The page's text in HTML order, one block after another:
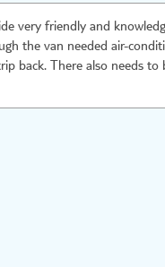
very friendly and
the van needed air-
back. There also needs
the van for 2hrs 45mins on
to traffic) and there was